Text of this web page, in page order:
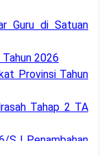
Guru di Satuan
2026
Provinsi Tahun
Tahap 2 TA
SJ Penambahan